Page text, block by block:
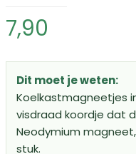
7,90
Dit moet je weten:
Koelkastmagneetjes
visdraad koordje dat
Neodymium
stuk.